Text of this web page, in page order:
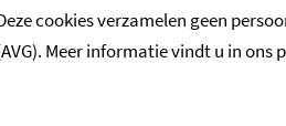
cookies verzamelen geen
Meer informatie vindt u in ons